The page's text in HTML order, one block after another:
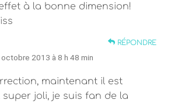
à la bonne dimension!
RÉPONDRE
octobre 2013 à 8 h 48 min
maintenant il est
super joli, je suis fan de la